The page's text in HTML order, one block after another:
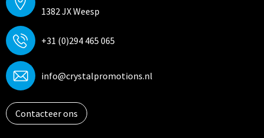
1382 JX Weesp
+31 (0)294 465 065
info@crystalpromotions.nl
Contacteer ons